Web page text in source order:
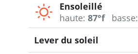
Ensoleillé
haute: 87°f basse:
Lever du soleil